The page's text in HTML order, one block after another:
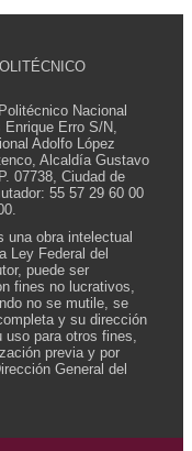
Nacional
Enrique Erro S/N,
Adolfo López
Alcaldía Gustavo
07738, Ciudad de
55 57 29 60 00
una obra intelectual
Ley Federal del
puede ser
fines no lucrativos,
no se mutile, se
y su dirección
uso para otros fines,
previa y por
General del